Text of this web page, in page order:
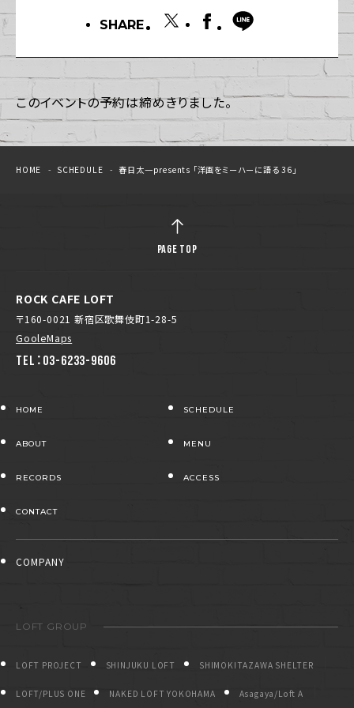
SHARE
このイベントの予約は締めきりました。
HOME SCHEDULE 春日太一presents 「洋画をミーハーに語る 36」
ROCK CAFE LOFT
〒160-0021 新宿区歌舞伎町1-28-5
GooleMaps
TEL：03-6233-9606
HOME SCHEDULE
ABOUT MENU
RECORDS ACCESS
CONTACT
COMPANY
LOFT GROUP
LOFT PROJECT SHINJUKU LOFT SHIMOKITAZAWA SHELTER
LOFT/PLUS ONE NAKED LOFT YOKOHAMA Asagaya/Loft A
PAGE TOP